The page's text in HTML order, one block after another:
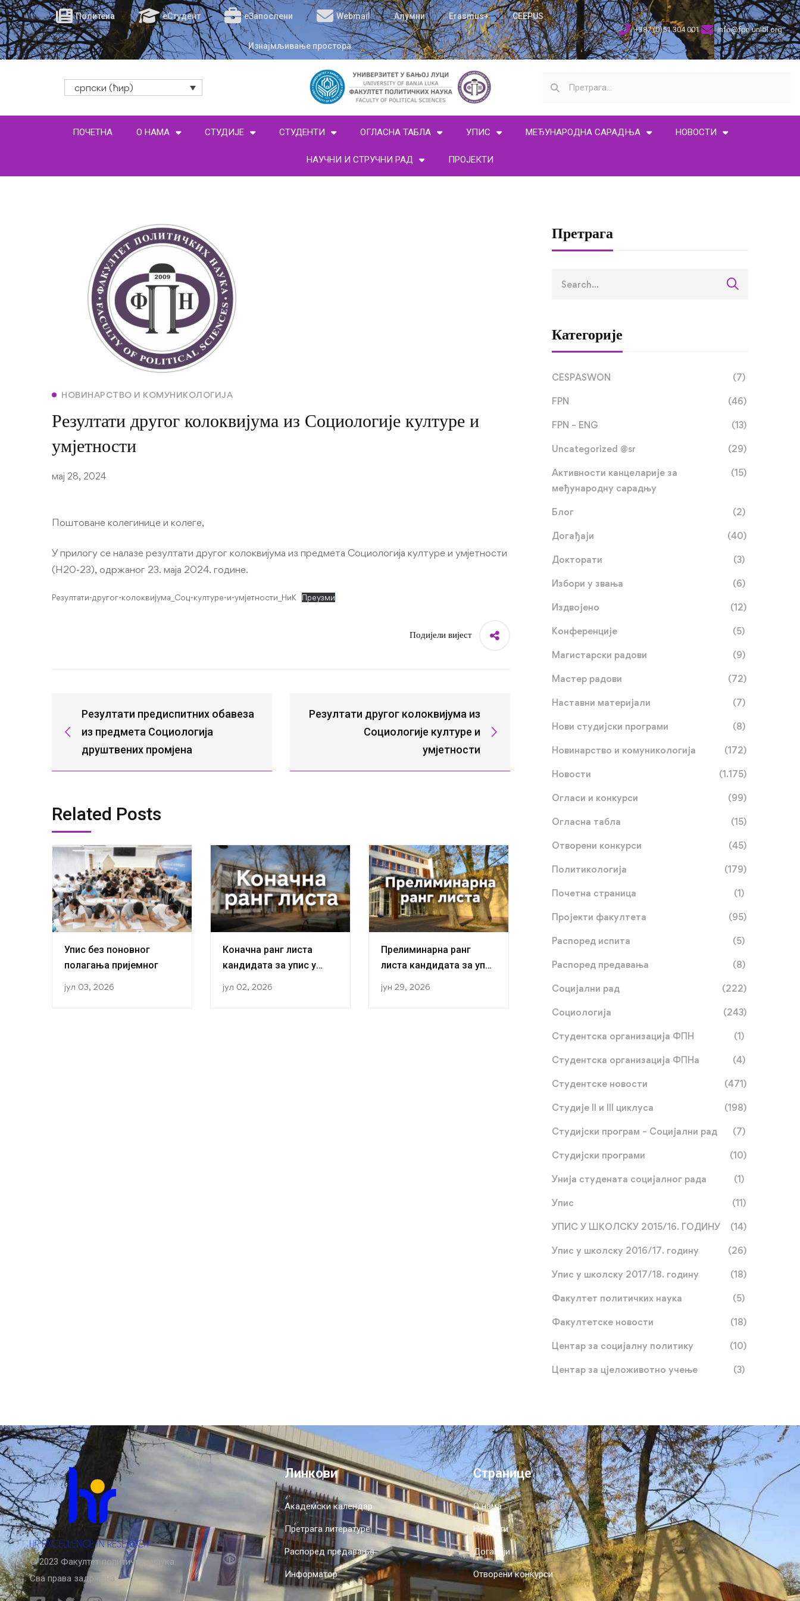
Политеиа еСтудент еЗапослени Webmail Алумни Erasmus+ CEEPUS
Изнајмљивање простора
+387 (0)51 304 001 info@fpn.unibl.org
српски (ћир)
ПОЧЕТНА О НАМА СТУДИЈЕ СТУДЕНТИ ОГЛАСНА ТАБЛА УПИС МЕЂУНАРОДНА САРАДЊА НОВОСТИ
НАУЧНИ И СТРУЧНИ РАД ПРОЈЕКТИ
НОВИНАРСТВО И КОМУНИКОЛОГИЈА
Резултати другог колоквијума из Социологије културе и
умјетности
мај 28, 2024
Поштоване колегинице и колеге,
У прилогу се налазе резултати другог колоквијума из предмета Социологија културе и умјетности
(Н20-23), одржаног 23. маја 2024. године.
Резултати-другог-колоквијума_Соц-културе-и-умјетности_НиК Преузми
Подијели вијест
Резултати предиспитних обавеза
из предмета Социологија
друштвених промјена
Резултати другог колоквијума из
Социологије културе и
умјетности
Related Posts
Упис без поновног
полагања пријемног
јул 03, 2026
Коначна ранг листа
кандидата за упис у
јул 02, 2026
Прелиминарна ранг
листа кандидата за упис
јун 29, 2026
Упис праксе за студенте
треће и четврте године
јавношћу)
јун 17, 2026
студенте Академије
предмета
новинарство
јун 03, 2026
Претрага
Категорије
CESPASWON (7)
FPN (46)
FPN – ENG (13)
Uncategorized @sr (29)
Активности канцеларије за
међународну сарадњу
(15)
Блог (2)
Догађаји (40)
Докторати (3)
Избори у звања (6)
Издвојено (12)
Конференције (5)
Магистарски радови (9)
Мастер радови (72)
Наставни материјали (7)
Нови студијски програми (8)
Новинарство и комуникологија (172)
Новости (1.175)
Огласи и конкурси (99)
Огласна табла (15)
Отворени конкурси (45)
Политикологија (179)
Почетна страница (1)
Пројекти факултета (95)
Распоред испита (5)
Распоред предавања (8)
Социјални рад (222)
Социологија (243)
Студентска организација ФПН (1)
Студентска организација ФПНа (4)
Студентске новости (471)
Студије II и III циклуса (198)
Студијски програм – Социјални рад (7)
Студијски програми (10)
Унија студената социјалног рада (1)
Упис (11)
УПИС У ШКОЛСКУ 2015/16. ГОДИНУ (14)
Упис у школску 2016/17. годину (26)
Упис у школску 2017/18. годину (18)
Факултет политичких наука (5)
Факултетске новости (18)
Центар за социјалну политику (10)
Центар за цјеложивотно учење (3)
© 2023 Факултет политичких наука.
Сва права задржана.
Линкови
Академски календар
Претрага литературе
Распоред предавања
Информатор
Странице
О нама
Новости
Догађаји
Отворени конкурси